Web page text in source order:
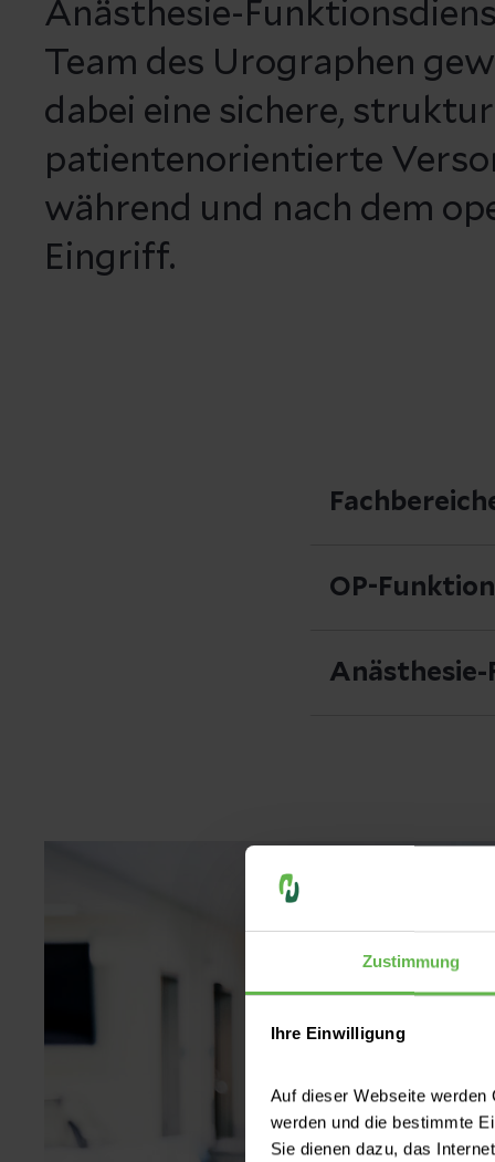
Zustimmung
Ihre Einwilligung
Auf dieser Webseite
werden und die bestimmte
Sie dienen dazu, das
Anästhesie-
Team des Urographen
dabei eine sichere,
patientenorientierte
während und nach dem
Eingriff.
In unseren OP-
OP-
Der OP-
Mitwirkung